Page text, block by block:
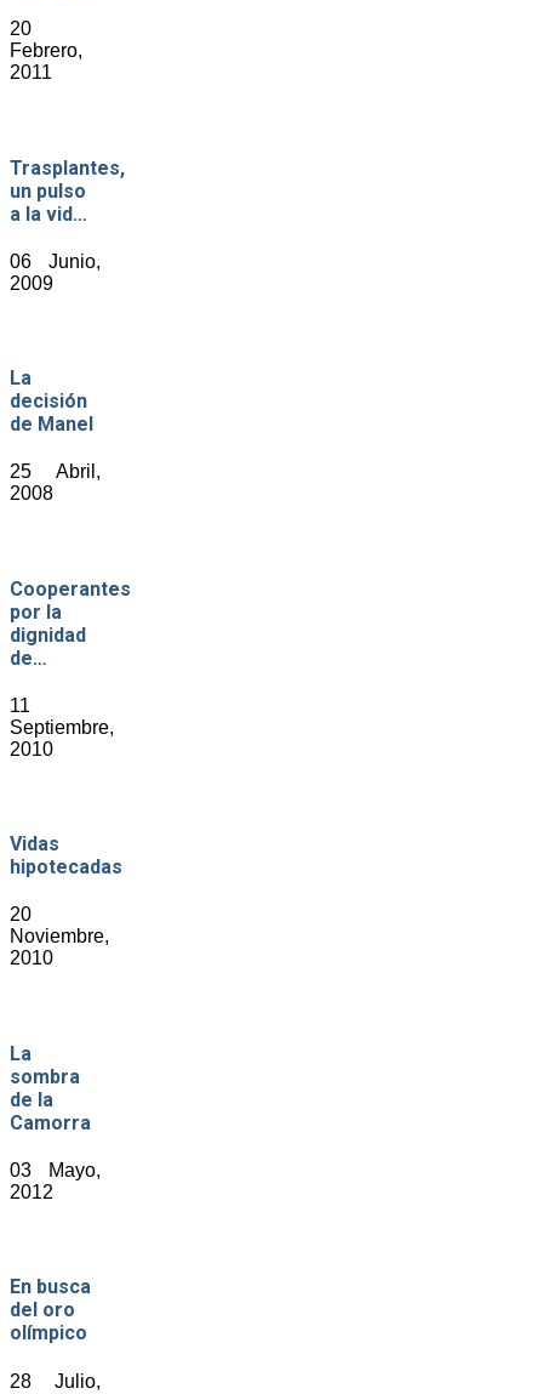
20
Febrero,
2011
Trasplantes,
un pulso
a la vid…
06 Junio,
2009
La
decisión
de Manel
25 Abril,
2008
Cooperantes
por la
dignidad
de…
11
Septiembre,
2010
Vidas
hipotecadas
20
Noviembre,
2010
La
sombra
de la
Camorra
03 Mayo,
2012
En busca
del oro
olímpico
28 Julio,